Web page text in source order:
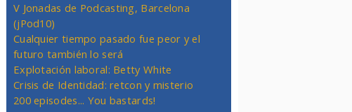
V Jonadas de Podcasting, Barcelona
(jPod10)
Cualquier tiempo pasado fue peor y el
futuro también lo será
Explotación laboral: Betty White
Crisis de Identidad: retcon y misterio
200 episodes... You bastards!